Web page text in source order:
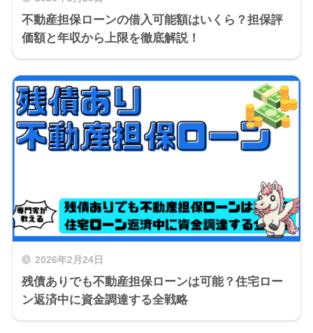
不動産担保ローンの借入可能額はいくら？担保評
価額と年収から上限を徹底解説！
2026年2月24日
残債ありでも不動産担保ローンは可能？住宅ロー
ン返済中に資金調達する全戦略